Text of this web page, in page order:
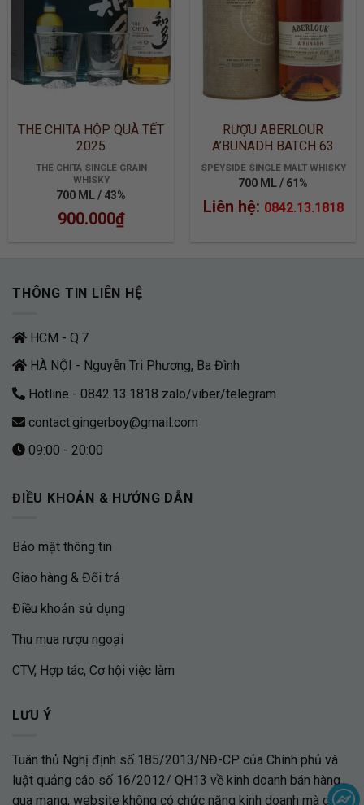
THE CHITA HỘP QUÀ TẾT
2025
THE CHITA SINGLE GRAIN
WHISKY
700 ML / 43%
900.000₫
RƯỢU ABERLOUR
A’BUNADH BATCH 63
SPEYSIDE SINGLE MALT WHISKY
700 ML / 61%
Liên hệ: 0842.13.1818
THÔNG TIN LIÊN HỆ
HCM - Q.7
HÀ NỘI - Nguyễn Tri Phương, Ba Đình
Hotline - 0842.13.1818 zalo/viber/telegram
contact.gingerboy@gmail.com
09:00 - 20:00
ĐIỀU KHOẢN & HƯỚNG DẪN
Bảo mật thông tin
Giao hàng & Đổi trả
Điều khoản sử dụng
Thu mua rượu ngoại
CTV, Hợp tác, Cơ hội việc làm
LƯU Ý
Tuân thủ Nghị định số 185/2013/NĐ-CP của Chính phủ và
luật quảng cáo số 16/2012/ QH13 về kinh doanh bán hàng
qua mạng, website không có chức năng kinh doanh mà chỉ là